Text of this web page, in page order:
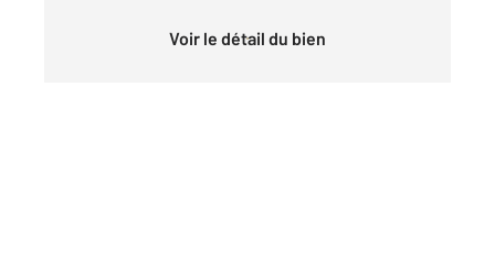
Voir le détail du bien